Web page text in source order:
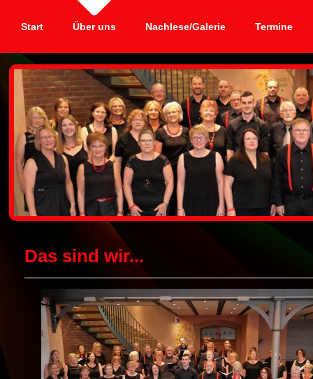
Start Über uns Nachlese/Galerie Termine
Das sind wir...